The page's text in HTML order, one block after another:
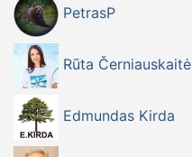
PetrasP
Rūta Černiauskaitė
Edmundas Kirda